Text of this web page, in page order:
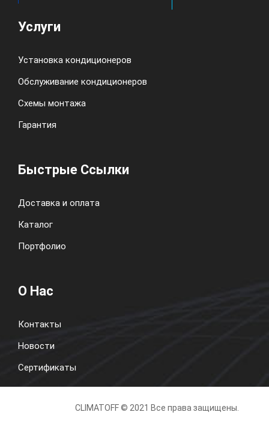
Услуги
Установка кондиционеров
Обслуживание кондиционеров
Схемы монтажа
Гарантия
Быстрые Ссылки
Доставка и оплата
Каталог
Портфолио
О Нас
Контакты
Новости
Сертификаты
CLIMATOFF © 2021 Все права защищены.